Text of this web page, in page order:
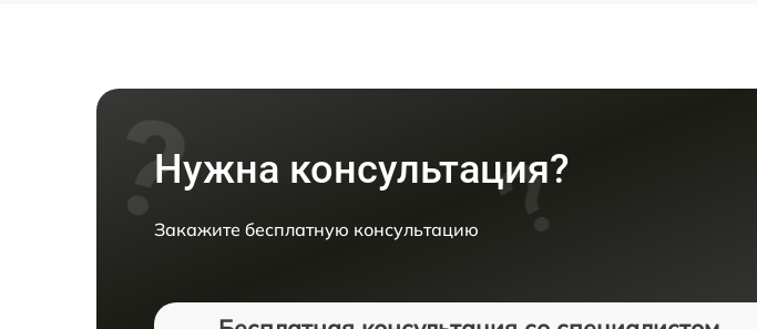
Нужна консультация?
Закажите бесплатную консультацию